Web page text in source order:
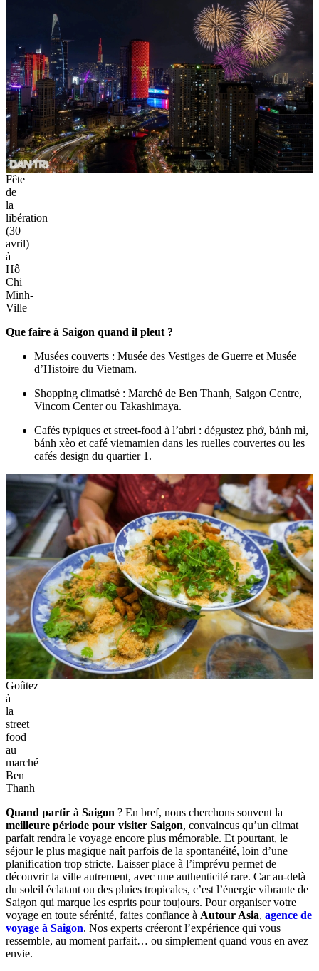
Fête
de
la
libération
(30
avril)
à
Hô
Chi
Minh-
Ville
Que faire à Saigon quand il pleut ?
Musées couverts : Musée des Vestiges de Guerre et Musée
d’Histoire du Vietnam.
Shopping climatisé : Marché de Ben Thanh, Saigon Centre,
Vincom Center ou Takashimaya.
Cafés typiques et street-food à l’abri : dégustez phở, bánh mì,
bánh xèo et café vietnamien dans les ruelles couvertes ou les
cafés design du quartier 1.
Goûtez
à
la
street
food
au
marché
Ben
Thanh
Quand partir à Saigon ? En bref, nous cherchons souvent la
meilleure période pour visiter Saigon, convaincus qu’un climat
parfait rendra le voyage encore plus mémorable. Et pourtant, le
séjour le plus magique naît parfois de la spontanéité, loin d’une
planification trop stricte. Laisser place à l’imprévu permet de
découvrir la ville autrement, avec une authenticité rare. Car au-delà
du soleil éclatant ou des pluies tropicales, c’est l’énergie vibrante de
Saigon qui marque les esprits pour toujours. Pour organiser votre
voyage en toute sérénité, faites confiance à Autour Asia, agence de
voyage à Saigon. Nos experts créeront l’expérience qui vous
ressemble, au moment parfait… ou simplement quand vous en avez
envie.